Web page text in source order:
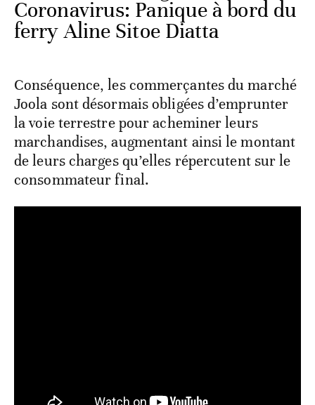
Coronavirus: Panique à bord du
ferry Aline Sitoe Diatta
Conséquence, les commerçantes du marché
Joola sont désormais obligées d’emprunter
la voie terrestre pour acheminer leurs
marchandises, augmentant ainsi le montant
de leurs charges qu’elles répercutent sur le
consommateur final.